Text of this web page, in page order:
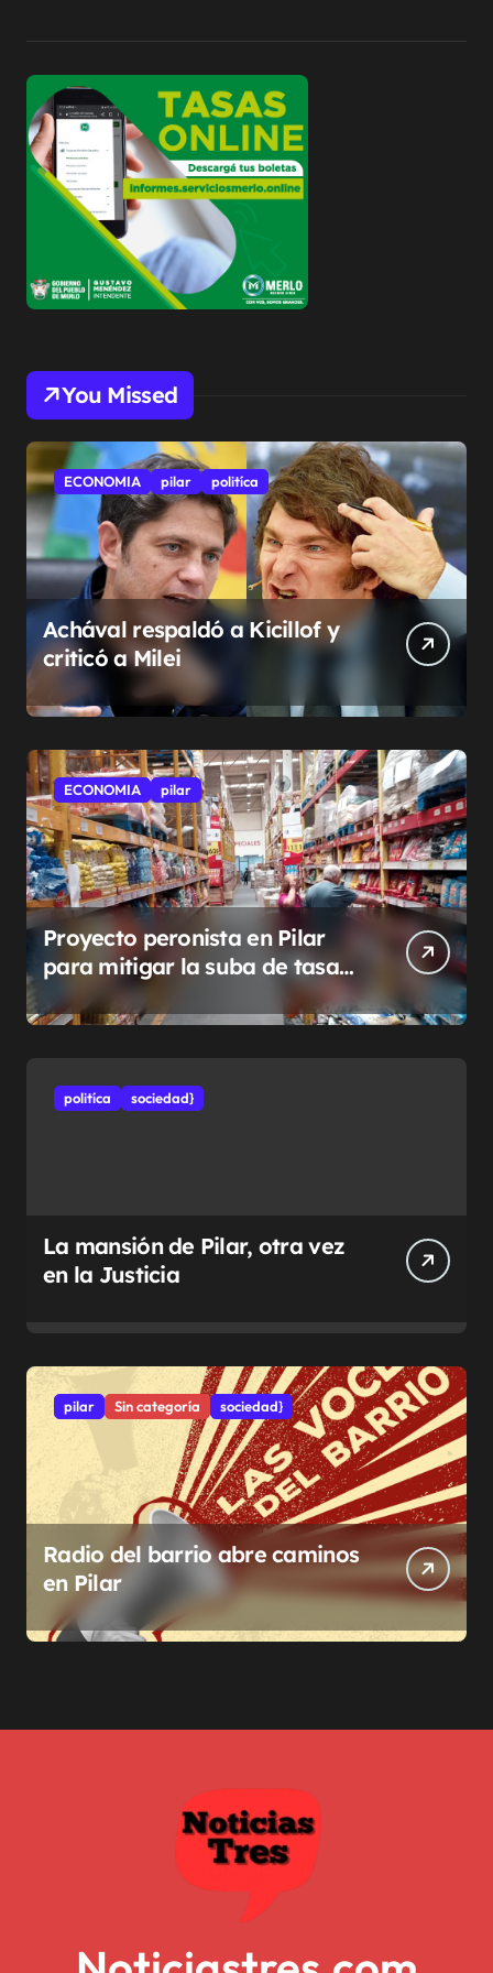
You Missed
ECONOMIA pilar politíca
Achával respaldó a Kicillof y
criticó a Milei
ECONOMIA pilar
Proyecto peronista en Pilar
para mitigar la suba de tasas
municipales
politíca sociedad}
La mansión de Pilar, otra vez
en la Justicia
pilar Sin categoría sociedad}
Radio del barrio abre caminos
en Pilar